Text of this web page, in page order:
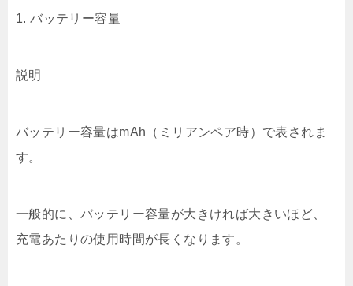
1. バッテリー容量
説明
バッテリー容量はmAh（ミリアンペア時）で表されま
す。
一般的に、バッテリー容量が大きければ大きいほど、
充電あたりの使用時間が長くなります。